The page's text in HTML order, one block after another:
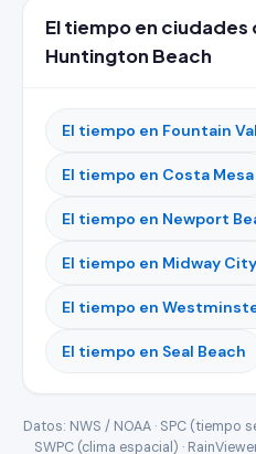
El tiempo en ciudades
Huntington Beach
El tiempo en Fountain
El tiempo en Costa Mesa
El tiempo en Newport
El tiempo en Midway City
El tiempo en
El tiempo en Seal Beach
Datos: NWS / NOAA · SPC (tiempo
SWPC (clima espacial) ·